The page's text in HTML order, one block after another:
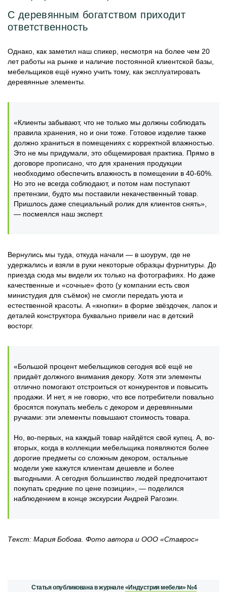
С деревянным богатством приходит
ответственность
Однако, как заметил наш спикер, несмотря на более чем 20
лет работы на рынке и наличие постоянной клиентской базы,
мебельщиков ещё нужно учить тому, как эксплуатировать
деревянные элементы.
«Клиенты забывают, что не только мы должны соблюдать
правила хранения, но и они тоже. Готовое изделие также
должно храниться в помещениях с корректной влажностью.
Это не мы придумали, это общемировая практика. Прямо в
договоре прописано, что для хранения продукции
необходимо обеспечить влажность в помещении в 40-60%.
Но это не всегда соблюдают, и потом нам поступают
претензии, будто мы поставили некачественный товар.
Пришлось даже специальный ролик для клиентов снять»,
— посмеялся наш эксперт.
Вернулись мы туда, откуда начали — в шоурум, где не
удержались и взяли в руки некоторые образцы фурнитуры. До
приезда сюда мы видели их только на фотографиях. Но даже
качественные и «сочные» фото (у компании есть своя
министудия для съёмок) не смогли передать уюта и
естественной красоты. А «кнопки» в форме звёздочек, лапок и
деталей конструктора буквально привели нас в детский
восторг.
«Большой процент мебельщиков сегодня всё ещё не
придаёт должного внимания декору. Хотя эти элементы
отлично помогают отстроиться от конкурентов и повысить
продажи. И нет, я не говорю, что все потребители повально
бросятся покупать мебель с декором и деревянными
ручками: эти элементы повышают стоимость товара.
Но, во-первых, на каждый товар найдётся свой купец. А, во-
вторых, когда в коллекции мебельщика появляются более
дорогие предметы со сложным декором, остальные
модели уже кажутся клиентам дешевле и более
выгодными. А сегодня большинство людей предпочитают
покупать средние по цене позиции», — поделился
наблюдением в конце экскурсии Андрей Рагозин.
Текст: Мария Бобова. Фото автора и ООО «Ставрос»
Статья опубликована в журнале«Индустрия мебели» №4